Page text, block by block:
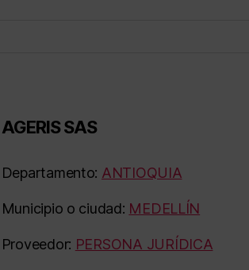
AGERIS SAS
Departamento: ANTIOQUIA
Municipio o ciudad: MEDELLÍN
Proveedor: PERSONA JURÍDICA